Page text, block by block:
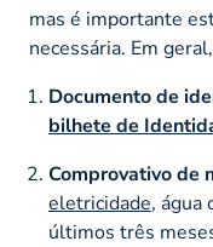
mas é importante
necessária. Em
Documento de
bilhete de
Comprovativo de
eletricidade, água
últimos três